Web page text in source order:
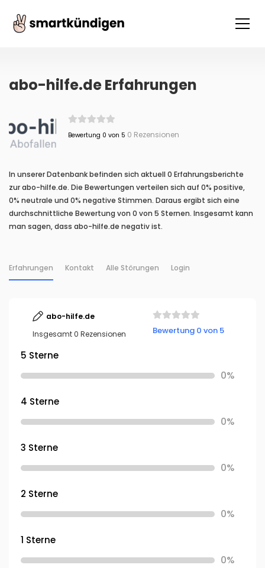
abo-hilfe.de Erfahrungen
Bewertung 0 von 5 0 Rezensionen
In unserer Datenbank befinden sich aktuell 0 Erfahrungsberichte
zur abo-hilfe.de. Die Bewertungen verteilen sich auf 0% positive,
0% neutrale und 0% negative Stimmen. Daraus ergibt sich eine
durchschnittliche Bewertung von 0 von 5 Sternen. Insgesamt kann
man sagen, dass abo-hilfe.de negativ ist.
Erfahrungen Kontakt Alle Störungen Login
abo-hilfe.de
Insgesamt 0 Rezensionen
Bewertung 0 von 5
5 Sterne
0%
4 Sterne
0%
3 Sterne
0%
2 Sterne
0%
1 Sterne
0%